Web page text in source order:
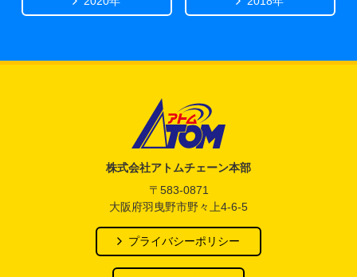
株式会社アトムチェーン本部
〒583-0871
大阪府羽曳野市野々上4-6-5
プライバシーポリシー